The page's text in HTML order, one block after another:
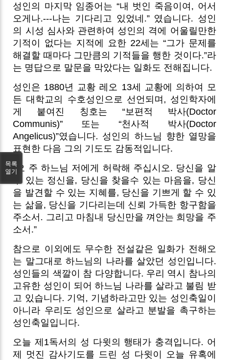
성인의 마지막 임종어는 “내 벗인 죽음이여, 어서
오게나.---나는 기다리고 있었네.” 였습니다. 성인
의 시성 심사와 관련하여 성인의 격에 어울릴만한
기적이 없다는 지적에 요한 22세는 “그가 문제를
해결할 때마다 그만큼의 기적들을 행한 것이다.”라
는 명답으로 말문을 막았다는 일화도 전해집니다.
성인은 1880년 교황 레오 13세 교황에 의하여 모
든 대학교의 수호성인으로 선언되며, 성인학자에
게 붙여진 칭호는 “보편적 박사(Doctor
Communis)” 또는 “천사적 박사(Doctor
Angelicus)”였습니다. 성인의 하느님 향한 열망을
표현한 다음 그의 기도도 감동적입니다.
“오 주 하느님 저에게 허락해 주십시오. 당신을 알
수 있는 정신을, 당신을 찾을수 있는 마음을, 당신
을 발견할 수 있는 지혜를, 당신을 기쁘게 할 수 있
는 삶을, 당신을 기다리는데 신뢰 가득한 항구함을
주소서. 그리고 마침내 당신만을 껴안는 희망을 주
소서.”
참으로 이외에도 무수한 전설같은 일화가 전해오
는 말그대로 하느님의 나라를 살았던 성인입니다.
성인들의 색깔이 참 다양합니다. 우리 역시 참나의
고유한 성인이 되어 하느님 나라를 살라고 불림 받
고 있습니다. 기억, 기념하라고만 있는 성인축일이
아니라 우리도 성인으로 살라고 분발을 촉구하는
성인축일입니다.
오늘 제1독서의 성 다윗의 행태가 충격입니다. 어
제 멋진 감사기도를 드린 성 다윗이 오늘 유혹에
목록
열기